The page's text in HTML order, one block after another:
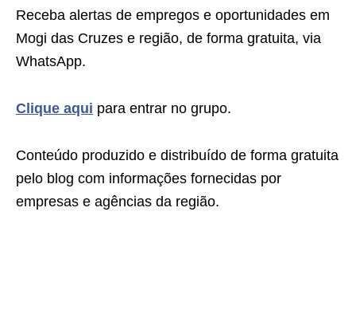
Receba alertas de empregos e oportunidades em
Mogi das Cruzes e região, de forma gratuita, via
WhatsApp.
Clique aqui para entrar no grupo.
Conteúdo produzido e distribuído de forma gratuita
pelo blog com informações fornecidas por
empresas e agências da região.